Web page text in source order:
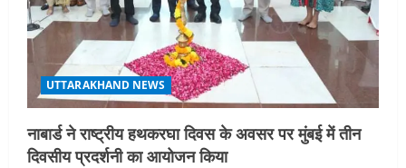
UTTARAKHAND NEWS
नाबार्ड ने राष्ट्रीय हथकरघा दिवस के अवसर पर मुंबई में तीन
दिवसीय प्रदर्शनी का आयोजन किया